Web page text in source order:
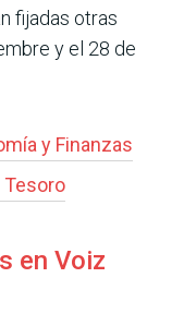
fijadas otras
y el 28 de
y Finanzas
Tesoro
en Voiz